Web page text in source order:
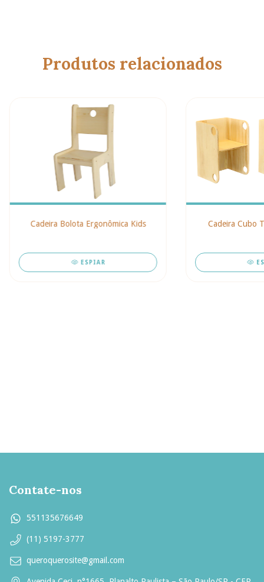
Produtos relacionados
Cadeira Bolota Ergonômica Kids
ESPIAR
Cadeira Cubo
Contate-nos
551135676649
(11) 5197-3777
queroquerosite@gmail.com